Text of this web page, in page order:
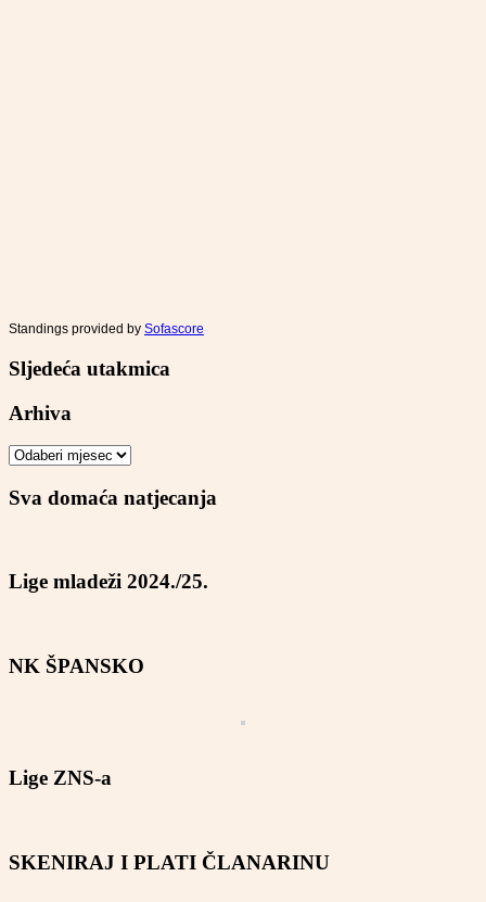
Standings provided by Sofascore
Sljedeća utakmica
Arhiva
Arhiva
Sva domaća natjecanja
Lige mladeži 2024./25.
NK ŠPANSKO
Lige ZNS-a
SKENIRAJ I PLATI ČLANARINU